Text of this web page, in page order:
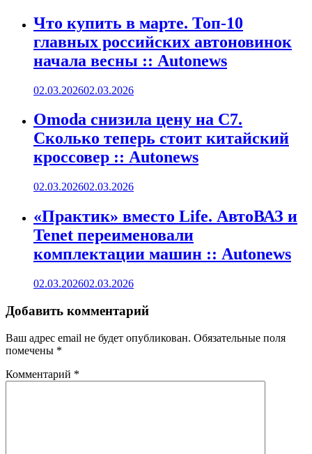
Что купить в марте. Топ-10
главных российских автоновинок
начала весны :: Autonews
02.03.202602.03.2026
Omoda снизила цену на C7.
Сколько теперь стоит китайский
кроссовер :: Autonews
02.03.202602.03.2026
«Практик» вместо Life. АвтоВАЗ и
Tenet переименовали
комплектации машин :: Autonews
02.03.202602.03.2026
Добавить комментарий
Ваш адрес email не будет опубликован. Обязательные поля
помечены *
Комментарий *